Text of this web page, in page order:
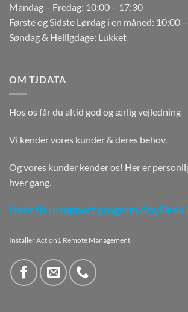
Mandag – Fredag: 10:00 – 17:30
Første og Sidste Lørdag i en måned: 10:00
Søndag & Helligdage: Lukket
OM TJDATA
Hos os får du altid god og ærlig vejledning
Vi kender vores kunder & deres behov.
Og vores kunder kender os! Her er
hver gang.
Hent fjernsupport program AnyDesk
Installer Action1 Remote Management